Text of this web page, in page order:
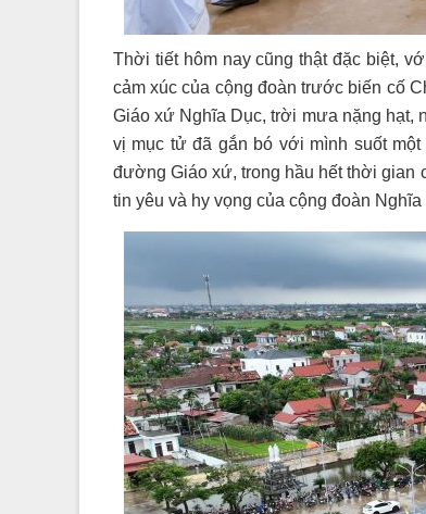
Thời tiết hôm nay cũng thật đặc biệt,
cảm xúc của cộng đoàn trước biến cố
Giáo xứ Nghĩa Dục, trời mưa nặng hạt,
vị mục tử đã gắn bó với mình suốt
đường Giáo xứ, trong hầu hết thời gian
tin yêu và hy vọng của cộng đoàn